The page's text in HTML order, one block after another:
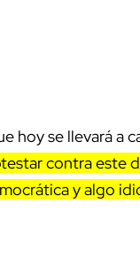
hoy se llevará a
contra este
y algo